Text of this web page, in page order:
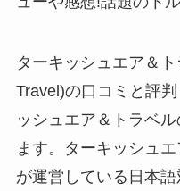
ターキッシュエア＆
Travel)の口コミと評
ッシュエア＆トラベ
ます。ターキッシュ
が運営している日本